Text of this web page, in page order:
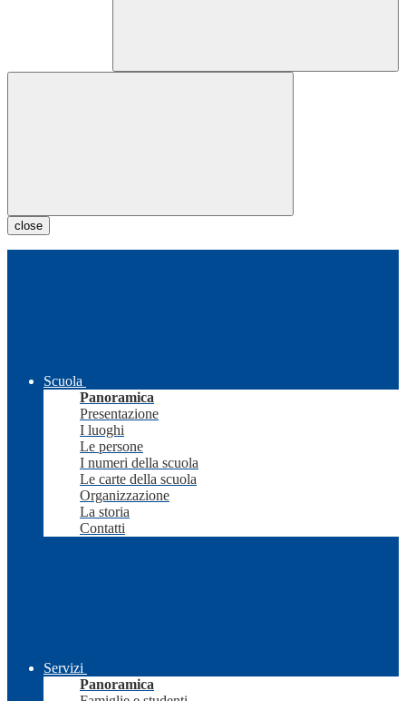
close
Scuola
Panoramica
Presentazione
I luoghi
Le persone
I numeri della scuola
Le carte della scuola
Organizzazione
La storia
Contatti
Servizi
Panoramica